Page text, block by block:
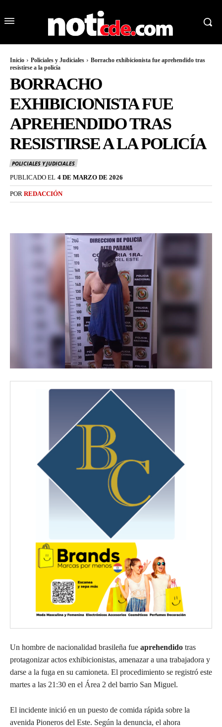
Inicio Policiales y Judiciales
Borracho exhibicionista fue aprehendido tras
resistirse a la policía
BORRACHO
EXHIBICIONISTA FUE
APREHENDIDO TRAS
RESISTIRSE A LA POLICÍA
POLICIALES Y JUDICIALES
PUBLICADO EL 4 DE MARZO DE 2026
POR REDACCIÓN
Un hombre de nacionalidad brasileña fue aprehendido tras
protagonizar actos exhibicionistas, amenazar a una trabajadora y
darse a la fuga en su camioneta. El procedimiento se registró este
martes a las 21:30 en el Área 2 del barrio San Miguel.
El incidente inició en un puesto de comida rápida sobre la
avenida Pioneros del Este. Según la denuncia, el ahora